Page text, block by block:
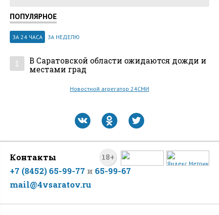
ПОПУЛЯРНОЕ
ЗА 24 ЧАСА ЗА НЕДЕЛЮ
1
В Саратовской области ожидаются дожди и
местами град
Новостной агрегатор 24СМИ
18+
Контакты
+7 (8452) 65-99-77 и 65-99-67
mail@4vsaratov.ru